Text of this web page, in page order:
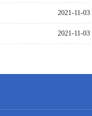
2021-11-03
2021-11-03